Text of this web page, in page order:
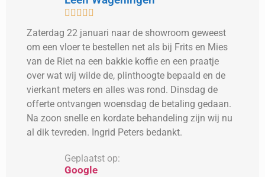
    
Zaterdag 22 januari naar de showroom geweest
om een vloer te bestellen net als bij Frits en Mies
van de Riet na een bakkie koffie en een praatje
over wat wij wilde de, plinthoogte bepaald en de
vierkant meters en alles was rond. Dinsdag de
offerte ontvangen woensdag de betaling gedaan.
Na zoon snelle en kordate behandeling zijn wij nu
al dik tevreden. Ingrid Peters bedankt.
Geplaatst op:
Google